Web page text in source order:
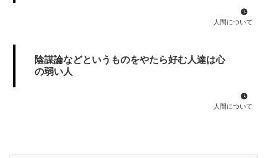
人間について
陰謀論などというものをやたら好む人達は心
の弱い人
人間について